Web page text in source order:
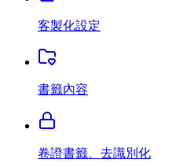
客製化設定
書籤內容
卷證書籤、去識別化